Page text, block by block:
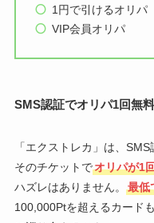
1円で引けるオリパ
VIP会員オリパ
SMS認証でオリパ1回無料
「エクストレカ」は、
そのチケットでオリパが1
ハズレはありません。
最低
100,000Ptを超えるカード